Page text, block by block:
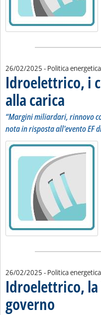
26/02/2025 - Politica
Idroelettrico, i
alla carica
“Margini miliardari, rinnovo
nota in risposta all'evento EF
26/02/2025 - Politica
Idroelettrico,
governo